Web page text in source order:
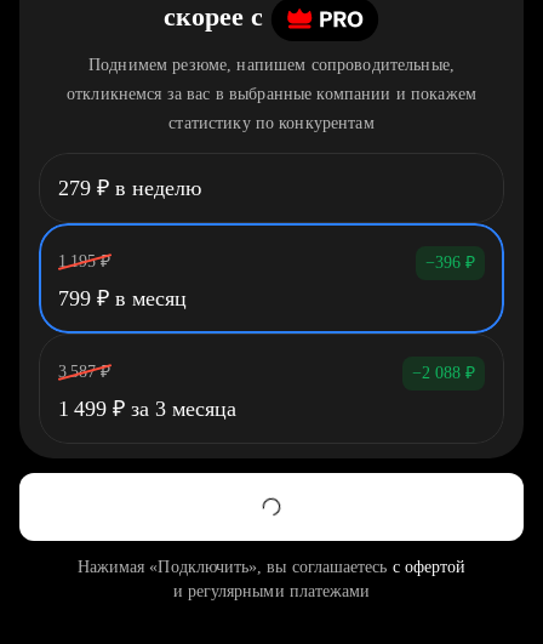
скорее c
Поднимем резюме, напишем сопроводительные,
откликнемся за вас в выбранные компании и покажем
статистику по конкурентам
279 ₽ в неделю
1 195 ₽ −396 ₽
799 ₽ в месяц
3 587 ₽ −2 088 ₽
1 499 ₽ за 3 месяца
Нажимая «Подключить», вы соглашаетесь с офертой
и регулярными платежами